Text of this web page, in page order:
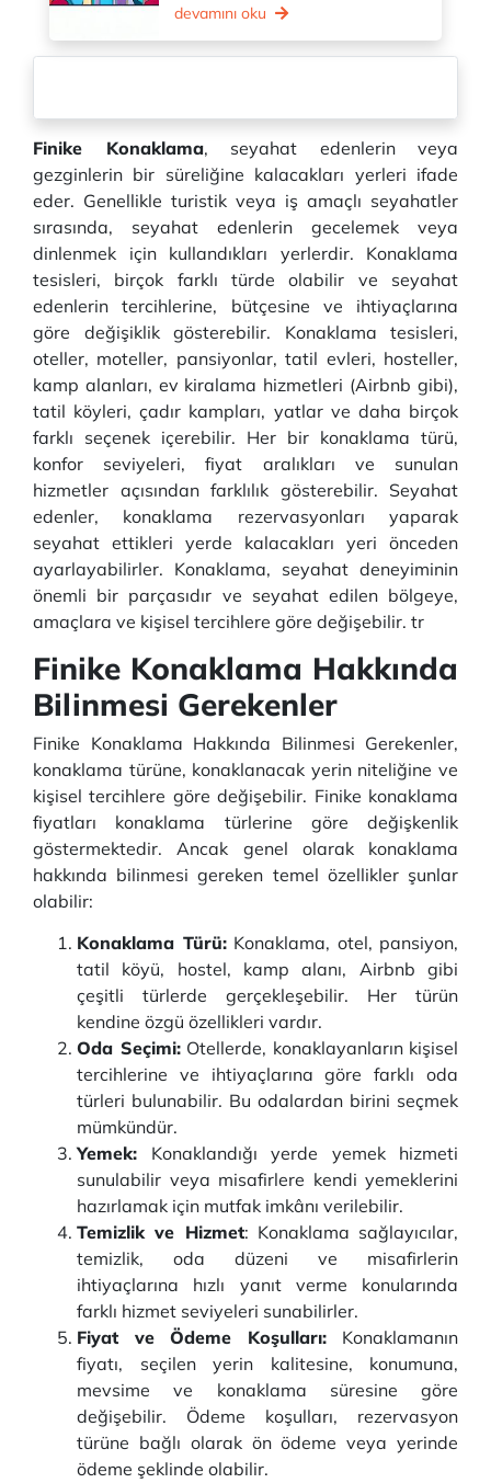
devamını oku
Finike Konaklama, seyahat edenlerin veya
gezginlerin bir süreliğine kalacakları yerleri ifade
eder. Genellikle turistik veya iş amaçlı seyahatler
sırasında, seyahat edenlerin gecelemek veya
dinlenmek için kullandıkları yerlerdir. Konaklama
tesisleri, birçok farklı türde olabilir ve seyahat
edenlerin tercihlerine, bütçesine ve ihtiyaçlarına
göre değişiklik gösterebilir. Konaklama tesisleri,
oteller, moteller, pansiyonlar, tatil evleri, hosteller,
kamp alanları, ev kiralama hizmetleri (Airbnb gibi),
tatil köyleri, çadır kampları, yatlar ve daha birçok
farklı seçenek içerebilir. Her bir konaklama türü,
konfor seviyeleri, fiyat aralıkları ve sunulan
hizmetler açısından farklılık gösterebilir. Seyahat
edenler, konaklama rezervasyonları yaparak
seyahat ettikleri yerde kalacakları yeri önceden
ayarlayabilirler. Konaklama, seyahat deneyiminin
önemli bir parçasıdır ve seyahat edilen bölgeye,
amaçlara ve kişisel tercihlere göre değişebilir. tr
Finike Konaklama Hakkında
Bilinmesi Gerekenler
Finike Konaklama Hakkında Bilinmesi Gerekenler,
konaklama türüne, konaklanacak yerin niteliğine ve
kişisel tercihlere göre değişebilir. Finike konaklama
fiyatları konaklama türlerine göre değişkenlik
göstermektedir. Ancak genel olarak konaklama
hakkında bilinmesi gereken temel özellikler şunlar
olabilir:
Konaklama Türü:Konaklama, otel, pansiyon,
tatil köyü, hostel, kamp alanı, Airbnb gibi
çeşitli türlerde gerçekleşebilir. Her türün
kendine özgü özellikleri vardır.
Oda Seçimi:Otellerde, konaklayanların kişisel
tercihlerine ve ihtiyaçlarına göre farklı oda
türleri bulunabilir. Bu odalardan birini seçmek
mümkündür.
Yemek: Konaklandığı yerde yemek hizmeti
sunulabilir veya misafirlere kendi yemeklerini
hazırlamak için mutfak imkânı verilebilir.
Temizlik ve Hizmet: Konaklama sağlayıcılar,
temizlik, oda düzeni ve misafirlerin
ihtiyaçlarına hızlı yanıt verme konularında
farklı hizmet seviyeleri sunabilirler.
Fiyat ve Ödeme Koşulları: Konaklamanın
fiyatı, seçilen yerin kalitesine, konumuna,
mevsime ve konaklama süresine göre
değişebilir. Ödeme koşulları, rezervasyon
türüne bağlı olarak ön ödeme veya yerinde
ödeme şeklinde olabilir.